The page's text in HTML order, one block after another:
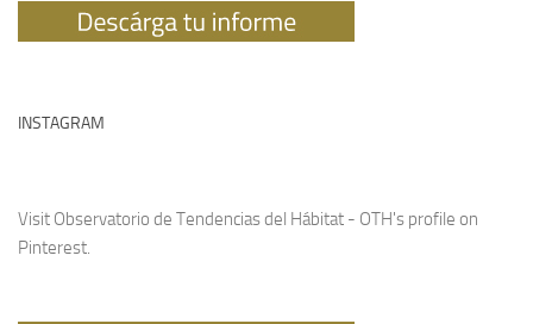
INSTAGRAM
Visit Observatorio de Tendencias del Hábitat - OTH's profile on
Pinterest.